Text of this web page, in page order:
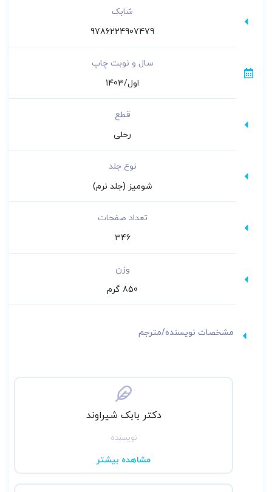
تدریس مطالب از سطح پایه تا پیشرفته به
انتقال بهتر مفاهیم با استفاده از شکل
تألیف مبتنی بر نحوه طراحی سوالات کنکور
مطالعه یک منبع منسجم به جای مطالعه
منبعی خودآموز و بدون نیاز به مدرس
شابک
9786224907479
سال و نوبت چاپ
اول/1403
قطع
رحلی
نوع جلد
شومیز (جلد نرم)
تعداد صفحات
346
وزن
850 گرم
مشخصات نویسنده/مترجم
دکتر بابک شیراوند
نویسنده
مشاهده بیشتر